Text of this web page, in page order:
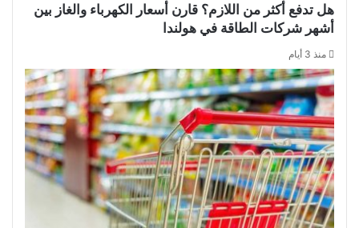
هل تدفع أكثر من اللازم؟ قارن أسعار الكهرباء والغاز بين
أشهر شركات الطاقة في هولندا
منذ 3 أيام